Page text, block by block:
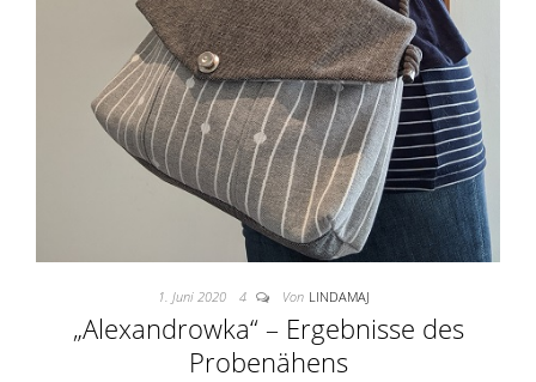
1. Juni 2020 4 Von LINDAMAJ
„Alexandrowka“ – Ergebnisse des
Probenähens